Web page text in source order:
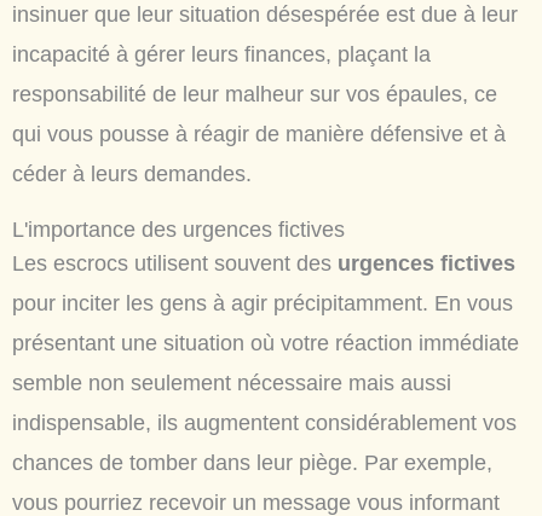
insinuer que leur situation désespérée est due à leur
incapacité à gérer leurs finances, plaçant la
responsabilité de leur malheur sur vos épaules, ce
qui vous pousse à réagir de manière défensive et à
céder à leurs demandes.
L'importance des urgences fictives
Les escrocs utilisent souvent des urgences fictives
pour inciter les gens à agir précipitamment. En vous
présentant une situation où votre réaction immédiate
semble non seulement nécessaire mais aussi
indispensable, ils augmentent considérablement vos
chances de tomber dans leur piège. Par exemple,
vous pourriez recevoir un message vous informant